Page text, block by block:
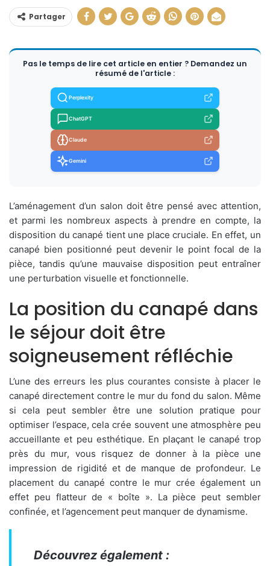
Partager
Pas le temps de lire cet article en entier ? Demandez un
résumé de l'article :
Perplexity
ChatGPT
Claude
Gemini
L’aménagement d’un salon doit être pensé avec attention,
et parmi les nombreux aspects à prendre en compte, la
disposition du canapé tient une place cruciale. En effet, un
canapé bien positionné peut devenir le point focal de la
pièce, tandis qu’une mauvaise disposition peut entraîner
une perturbation visuelle et fonctionnelle.
La position du canapé dans
le séjour doit être
soigneusement réfléchie
L’une des erreurs les plus courantes consiste à placer le
canapé directement contre le mur du fond du salon. Même
si cela peut sembler être une solution pratique pour
optimiser l’espace, cela crée souvent une atmosphère peu
accueillante et peu esthétique. En plaçant le canapé trop
près du mur, vous risquez de donner à la pièce une
impression de rigidité et de manque de profondeur. Le
placement du canapé contre le mur crée également un
effet peu flatteur de « boîte ». La pièce peut sembler
confinée, et l’agencement peut manquer de dynamisme.
Découvrez également :